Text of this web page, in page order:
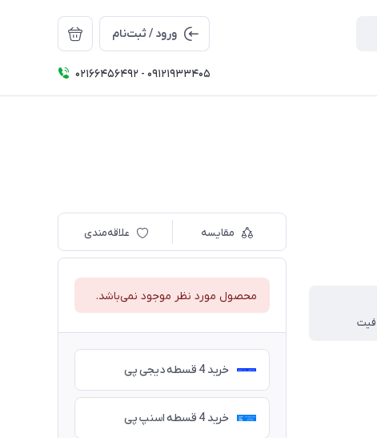
ورود / ثبت‌نام
02166456492 - 09121933405
مقایسه علاقه‌مندی
محصول مورد نظر موجود نمی‌باشد.
خرید 4 قسطه دیجی پی
خرید 4 قسطه اسنپ پی